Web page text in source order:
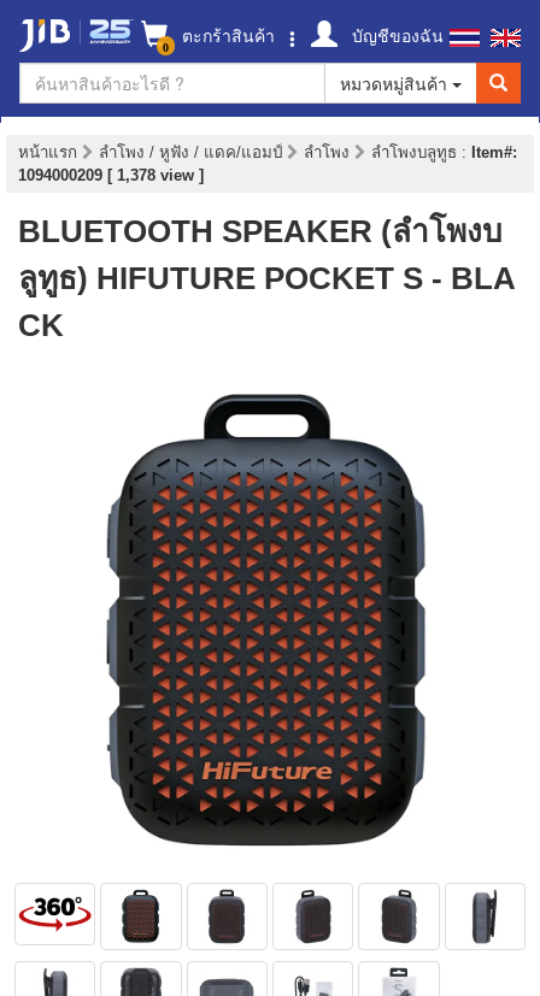
0 ตะกร้าสินค้า
บัญชีของฉัน
หมวดหมู่สินค้า
หน้าแรก ลำโพง / หูฟัง / แดค/แอมป์ ลำโพง ลำโพงบลูทูธ : Item#:
1094000209 [ 1,378 view ]
BLUETOOTH SPEAKER (ลำโพงบ
ลูทูธ) HIFUTURE POCKET S - BLA
CK